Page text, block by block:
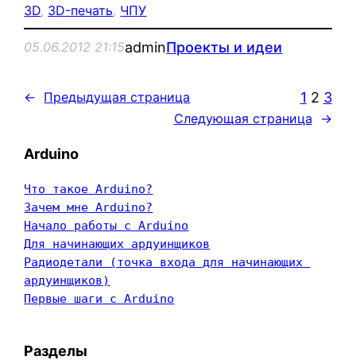
3D, 3D-печать, ЧПУ
05.06.2012 21:15adminПроекты и идеи
← Предыдущая страница 1 2 3
Следующая страница →
Arduino
Что такое Arduino?
Зачем мне Arduino?
Начало работы с Arduino
Для начинающих ардуинщиков
Радиодетали (точка входа для начинающих
ардуинщиков)
Первые шаги с Arduino
Разделы